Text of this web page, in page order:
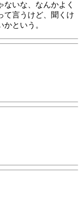
いな、なんかよく
て言うけど、聞くけ
という。